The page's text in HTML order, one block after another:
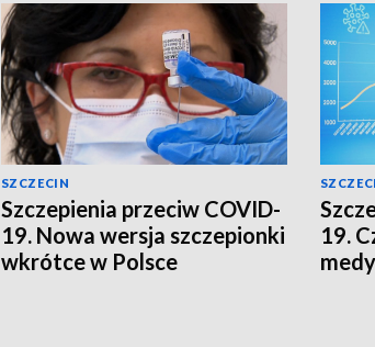
SZCZECIN
Szczepienia przeciw COVID-
19. Nowa wersja szczepionki
wkrótce w Polsce
19.